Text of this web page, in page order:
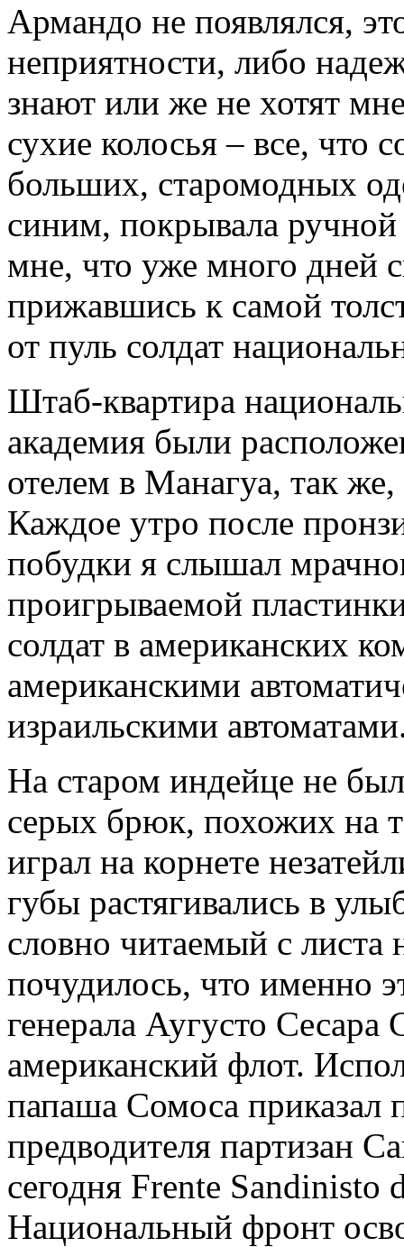
Армандо не появлялся,
неприятности, либо
знают или же не хотят
сухие колосья – все, что
больших, старомодных
синим, покрывала
мне, что уже много дней
прижавшись к самой
от пуль солдат
Штаб-квартира
академия были
отелем в Манагуа, так
Каждое утро после
побудки я слышал
проигрываемой
солдат в американских
американскими
израильскими
На старом индейце не
серых брюк, похожих на
играл на корнете
губы растягивались в
словно читаемый с
почудилось, что именно
генерала Аугусто Сесара
американский флот.
папаша Сомоса приказал
предводителя партизан
сегодня Frente
Национальный фронт